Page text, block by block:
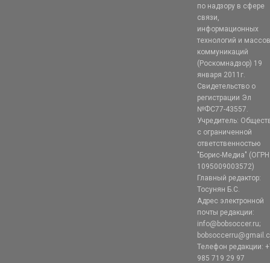
по надзору в сфере
связи,
информационных
технологий и
коммуникаций
(Роскомнадзор) 19
января 2011г.
Свидетельство о
регистрации Эл
№ФС77-43557.
Учредитель:
с ограниченной
ответственностью
"Борис-Медиа" (ОГРН
1095009003572)
Главный редактор:
Тосунян Б.С.
Адрес электронной
почты редакции:
info@bobsoccer.ru;
Телефон редакции:
985 719 29 97